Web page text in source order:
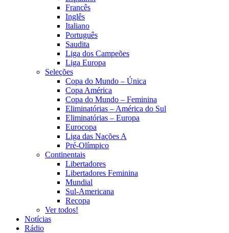
Francês
Inglês
Italiano
Português
Saudita
Liga dos Campeões
Liga Europa
Seleções
Copa do Mundo – Única
Copa América
Copa do Mundo – Feminina
Eliminatórias – América do Sul
Eliminatórias – Europa
Eurocopa
Liga das Nações A
Pré-Olímpico
Continentais
Libertadores
Libertadores Feminina
Mundial
Sul-Americana
Recopa
Ver todos!
Notícias
Rádio